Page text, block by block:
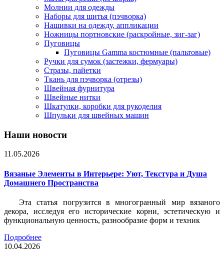
Молнии для одежды
Наборы для шитья (пэчворка)
Нашивки на одежду, аппликации
Ножницы портновские (раскройные, зиг-заг)
Пуговицы
Пуговицы Gamma костюмные (пальтовые)
Ручки для сумок (застежки, фермуары)
Стразы, пайетки
Ткань для пэчворка (отрезы)
Швейная фурнитура
Швейные нитки
Шкатулки, коробки для рукоделия
Шпульки для швейных машин
Наши новости
11.05.2026
Вязаные Элементы в Интерьере: Уют, Текстура и Душа
Домашнего Пространства
Эта статья погрузится в многогранный мир вязаного
декора, исследуя его исторические корни, эстетическую и
функциональную ценность, разнообразие форм и техник
Подробнее
10.04.2026